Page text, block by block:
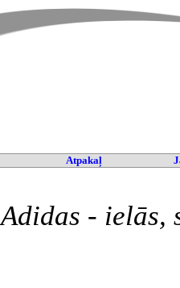
Atpakaļ
- ielās,